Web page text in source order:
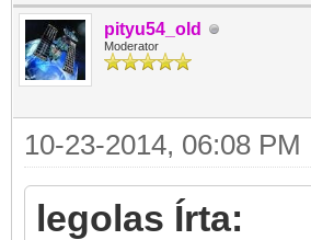
pityu54_old
Moderator
10-23-2014, 06:08 PM
legolas Írta: